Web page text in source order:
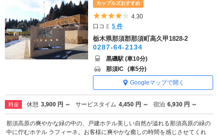
カップルズおすすめ
5つ星のうち4
4.30
口コミ5 件
栃木県那須郡那須町高久甲1828-2
0287-64-2134
黒磯駅 (車10分)
那須IC (車5分)
Googleマップで開く
料金 休憩 3,900 円 ～ サービスタイム 4,450 円 ～ 宿泊 6,930 円 ～
那須高原の爽やかな緑の中の、戸建ホテル美しい自然が溢れる那須高原の緑の
中に佇むホテル ラフィーネ。お客様に爽やかな癒しの時間を感じさせてくれ